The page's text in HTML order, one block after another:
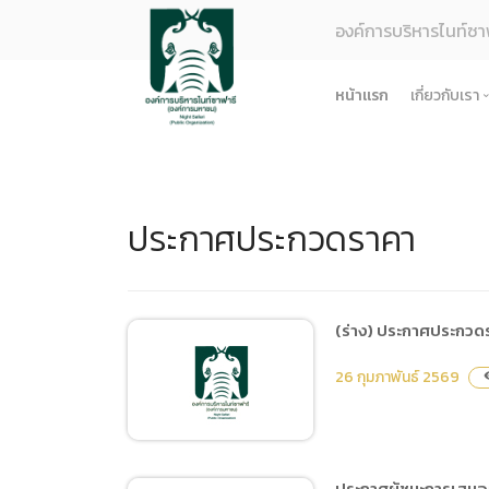
องค์การบริหารไนท์ซ
หน้าแรก เกี่ยวกับเรา
ข้อมูล
การจั
ข้อบัง
ประกาศประกวดราคา
(ร่าง) ประกาศประก
26 กุมภาพันธ์ 2569